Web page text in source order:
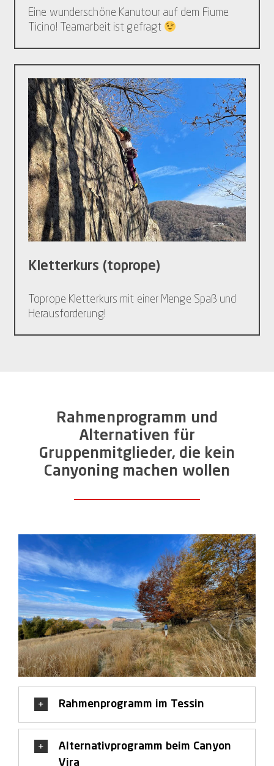
Eine wunderschöne Kanutour auf dem Fiume
Ticino! Teamarbeit ist gefragt
Kletterkurs (toprope)
Toprope Kletterkurs mit einer Menge Spaß und
Herausforderung!
Rahmenprogramm und
Alternativen für
Gruppenmitglieder, die kein
Canyoning machen wollen
Rahmenprogramm im Tessin
Alternativprogramm beim Canyon
Vira